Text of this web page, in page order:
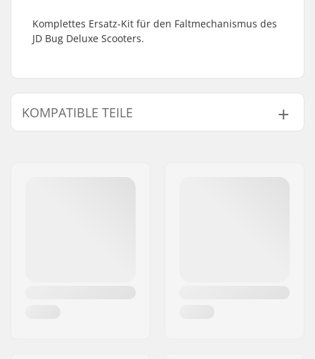
Komplettes Ersatz-Kit für den Faltmechanismus des
JD Bug Deluxe Scooters.
KOMPATIBLE TEILE